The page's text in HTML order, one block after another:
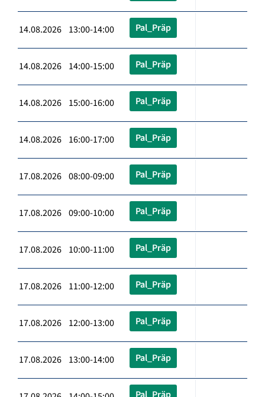
14.08.2026 13:00-14:00 Pal_Präp
14.08.2026 14:00-15:00 Pal_Präp
14.08.2026 15:00-16:00 Pal_Präp
14.08.2026 16:00-17:00 Pal_Präp
17.08.2026 08:00-09:00 Pal_Präp
17.08.2026 09:00-10:00 Pal_Präp
17.08.2026 10:00-11:00 Pal_Präp
17.08.2026 11:00-12:00 Pal_Präp
17.08.2026 12:00-13:00 Pal_Präp
17.08.2026 13:00-14:00 Pal_Präp